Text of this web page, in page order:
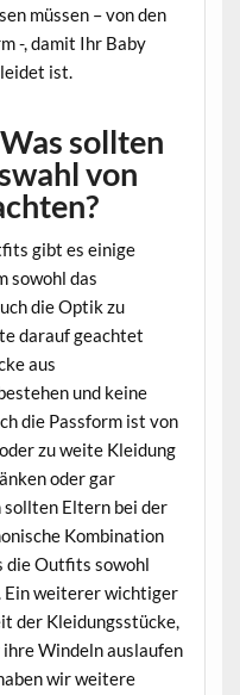
müssen – von den
-, damit Ihr Baby
ist.
sollten
von
gibt es einige
sowohl das
die Optik zu
darauf geachtet
aus
und keine
die Passform ist von
zu weite Kleidung
oder gar
Eltern bei der
Kombination
die Outfits sowohl
Ein weiterer wichtiger
der Kleidungsstücke,
Windeln auslaufen
wir weitere